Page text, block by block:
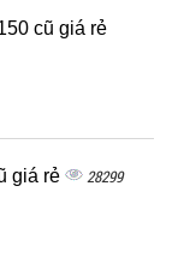
cũ giá rẻ
giá rẻ 28299